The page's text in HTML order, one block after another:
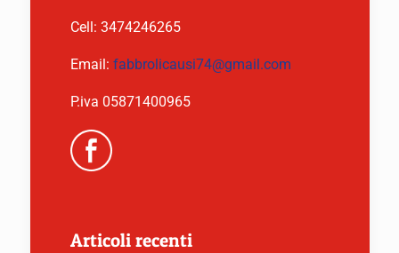
Cell: 3474246265
Email: fabbrolicausi74@gmail.com
P.iva 05871400965
Articoli recenti